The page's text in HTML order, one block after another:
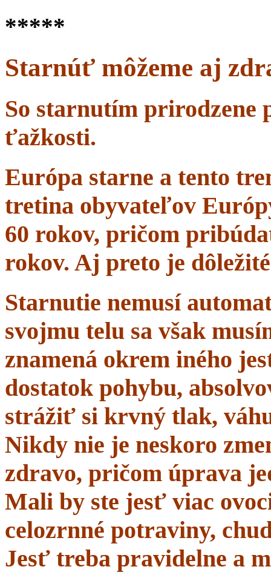
*****
Starnúť môžeme aj
So starnutím prirodzene
ťažkosti.
Európa starne a tento
tretina obyvateľov
60 rokov, pričom
rokov. Aj preto je
Starnutie nemusí
svojmu telu sa však
znamená okrem iného
dostatok pohybu,
strážiť si krvný tlak,
Nikdy nie je neskoro
zdravo, pričom úprava
Mali by ste jesť viac
celozrnné potraviny,
Jesť treba pravidelne a